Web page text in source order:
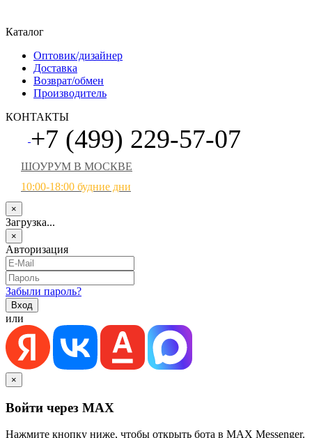
Каталог
Оптовик/дизайнер
Доставка
Возврат/обмен
Производитель
КОНТАКТЫ
+7 (499) 229-57-07
ШОУРУМ В МОСКВЕ
10:00-18:00 будние дни
×
Загрузка...
×
Авторизация
Забыли пароль?
или
×
Войти через MAX
Нажмите кнопку ниже, чтобы открыть бота в MAX Messenger.